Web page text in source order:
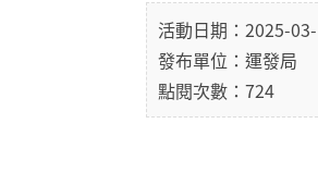
活動日期：2025-
發布單位：運發局
點閱次數：724